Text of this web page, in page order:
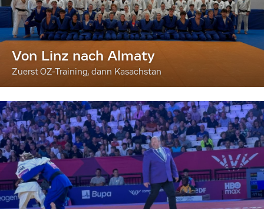
Von Linz nach Almaty
Zuerst OZ-Training, dann Kasachstan